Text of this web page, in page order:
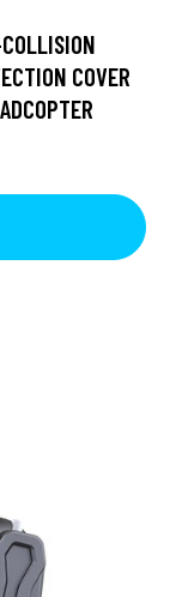
COVER